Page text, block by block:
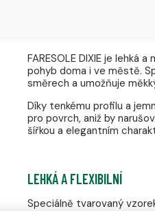
FARESOLE DIXIE je lehká
pohyb doma i ve městě.
směrech a umožňuje
Díky tenkému profilu a
pro povrch, aniž by
šířkou a elegantním
LEHKÁ A FLEXIBILNÍ
Speciálně tvarovaný